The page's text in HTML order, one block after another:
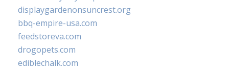
displaygardenonsuncrest.org
bbq-empire-usa.com
feedstoreva.com
drogopets.com
ediblechalk.com